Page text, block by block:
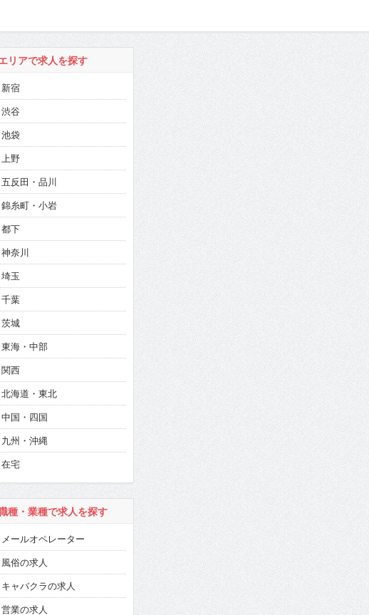
リアで求人を探す
新宿
渋谷
池袋
上野
五反田・品川
錦糸町・小岩
都下
神奈川
埼玉
千葉
茨城
東海・中部
関西
北海道・東北
中国・四国
九州・沖縄
在宅
種・業種で求人を探す
メールオペレーター
風俗の求人
キャバクラの求人
営業の求人